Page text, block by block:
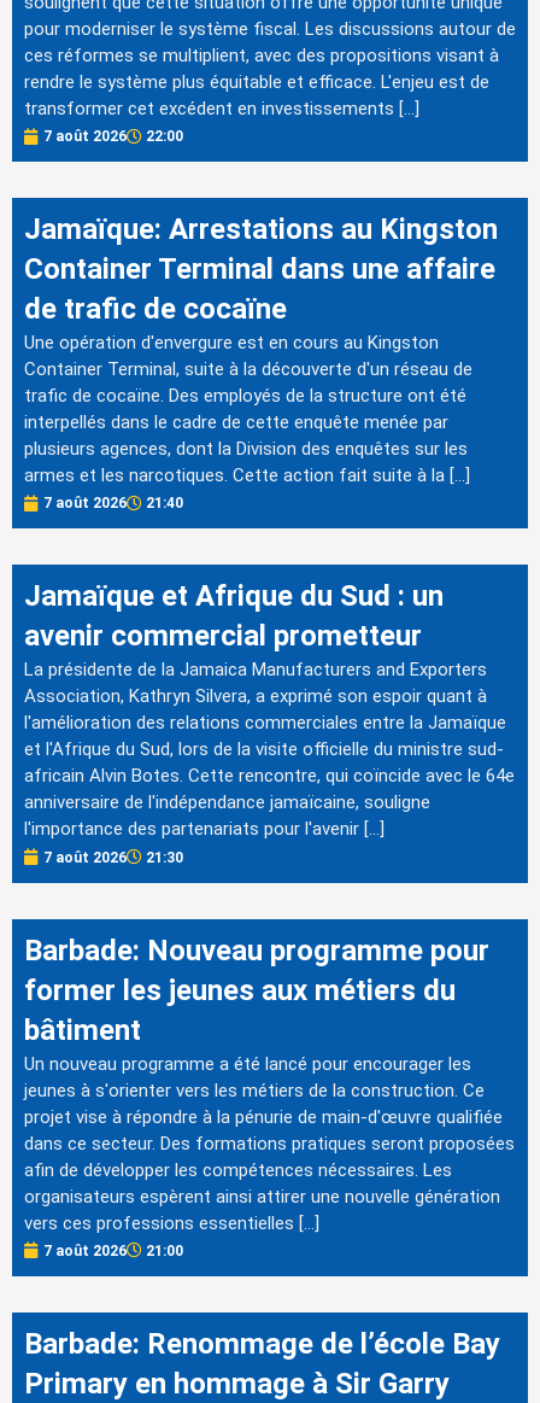
pour moderniser le système fiscal. Les discussions autour de
ces réformes se multiplient, avec des propositions visant à
rendre le système plus équitable et efficace. L'enjeu est de
transformer cet excédent en investissements […]
7 août 2026 22:00
Jamaïque: Arrestations au Kingston
Container Terminal dans une affaire
de trafic de cocaïne
Une opération d'envergure est en cours au Kingston
Container Terminal, suite à la découverte d'un réseau de
trafic de cocaïne. Des employés de la structure ont été
interpellés dans le cadre de cette enquête menée par
plusieurs agences, dont la Division des enquêtes sur les
armes et les narcotiques. Cette action fait suite à la […]
7 août 2026 21:40
Jamaïque et Afrique du Sud : un
avenir commercial prometteur
La présidente de la Jamaica Manufacturers and Exporters
Association, Kathryn Silvera, a exprimé son espoir quant à
l'amélioration des relations commerciales entre la Jamaïque
et l'Afrique du Sud, lors de la visite officielle du ministre sud-
africain Alvin Botes. Cette rencontre, qui coïncide avec le 64e
anniversaire de l'indépendance jamaïcaine, souligne
l'importance des partenariats pour l'avenir […]
7 août 2026 21:30
Barbade: Nouveau programme pour
former les jeunes aux métiers du
bâtiment
Un nouveau programme a été lancé pour encourager les
jeunes à s'orienter vers les métiers de la construction. Ce
projet vise à répondre à la pénurie de main-d'œuvre qualifiée
dans ce secteur. Des formations pratiques seront proposées
afin de développer les compétences nécessaires. Les
organisateurs espèrent ainsi attirer une nouvelle génération
vers ces professions essentielles […]
7 août 2026 21:00
Barbade: Renommage de l’école Bay
Primary en hommage à Sir Garry